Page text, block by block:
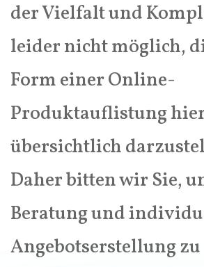
der Vielfalt und
leider nicht möglich,
Form einer Online-
Produktauflistung
übersichtlich
Daher bitten wir Sie,
Beratung und
Angebotserstellung zu